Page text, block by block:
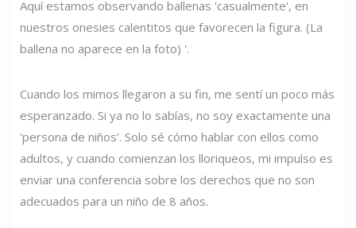
Aquí estamos observando ballenas 'casualmente', en
nuestros onesies calentitos que favorecen la figura. (La
ballena no aparece en la foto) '.
Cuando los mimos llegaron a su fin, me sentí un poco más
esperanzado. Si ya no lo sabías, no soy exactamente una
'persona de niños'. Solo sé cómo hablar con ellos como
adultos, y cuando comienzan los lloriqueos, mi impulso es
enviar una conferencia sobre los derechos que no son
adecuados para un niño de 8 años.